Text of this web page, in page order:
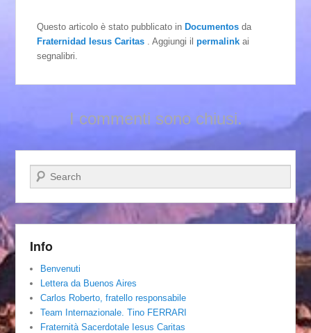
Questo articolo è stato pubblicato inDocumentos da
Fraternidad Iesus Caritas
. Aggiungi ilpermalink ai
segnalibri.
I commenti sono chiusi.
Cerca
Info
Benvenuti
Lettera da Buenos Aires
Carlos Roberto, fratello responsabile
Team Internazionale. Tino FERRARI
Fraternità Sacerdotale Iesus Caritas